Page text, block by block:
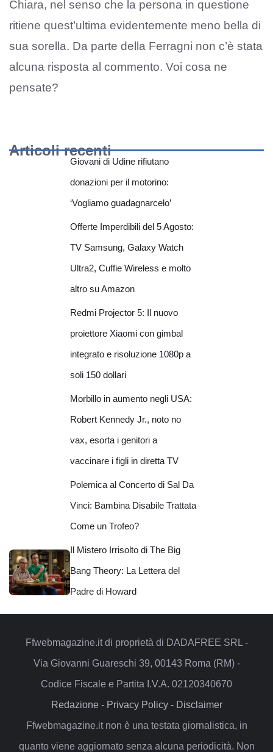
Chiara, nel senso che la persona in questione
ritiene quest’ultima evidentemente meno bella di
sua sorella. Da parte della Ferragni non c’è stata
alcuna risposta al commento. Voi cosa ne
pensate?
Articoli recenti
Giovani di Udine rifiutano
donazioni per il motorino:
‘Vogliamo guadagnarcelo’
Offerte Imperdibili del 5 Agosto:
TV Samsung, Galaxy Watch
Ultra2, Cuffie Wireless e molto
altro su Amazon
Redmi Projector 5: Il nuovo
proiettore Xiaomi con gimbal
integrato e risoluzione 1080p a
soli 150 dollari
Morbillo in aumento negli USA:
Robert Kennedy Jr., noto no
vax, esorta i genitori a
vaccinare i figli in diretta TV
Polemica al Concerto di Sal Da
Vinci: Bambina Disabile Trattata
Come un Trofeo?
Il Mistero Irrisolto di The Big
Bang Theory: La Lettera del
Padre di Howard
Ffwebmagazine.it di proprietà di DADAFREE SRL -
Via Giovanni Guareschi 39, 00143 Roma (RM) -
Codice Fiscale e Partita I.V.A. 02120340670
Redazione- Privacy Policy- Disclaimer
Ffwebmagazine.it non è una testata giornalistica, in
quanto viene aggiornato senza alcuna periodicità. Non